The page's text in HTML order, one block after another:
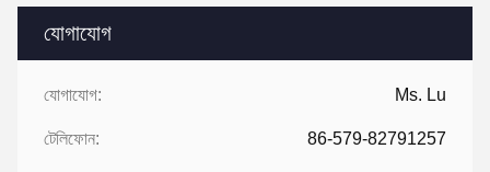
যোগাযোগ
যোগাযোগ: Ms. Lu
টেলিফোন: 86-579-82791257